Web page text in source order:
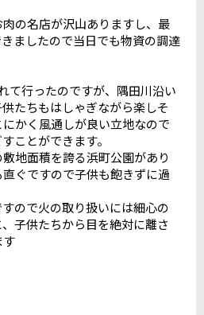
の名店が沢山ありますし、最
ましたので当日でも物資の調達
て行ったのですが、隅田川沿い
たちもはしゃぎながら楽しそ
かく風通しが良い立地なので
ことができます。
地面積を誇る浜町公園があり
ぐですので子供も飽きずに過
ので火の取り扱いには細心の
子供たちから目を絶対に離さ
す